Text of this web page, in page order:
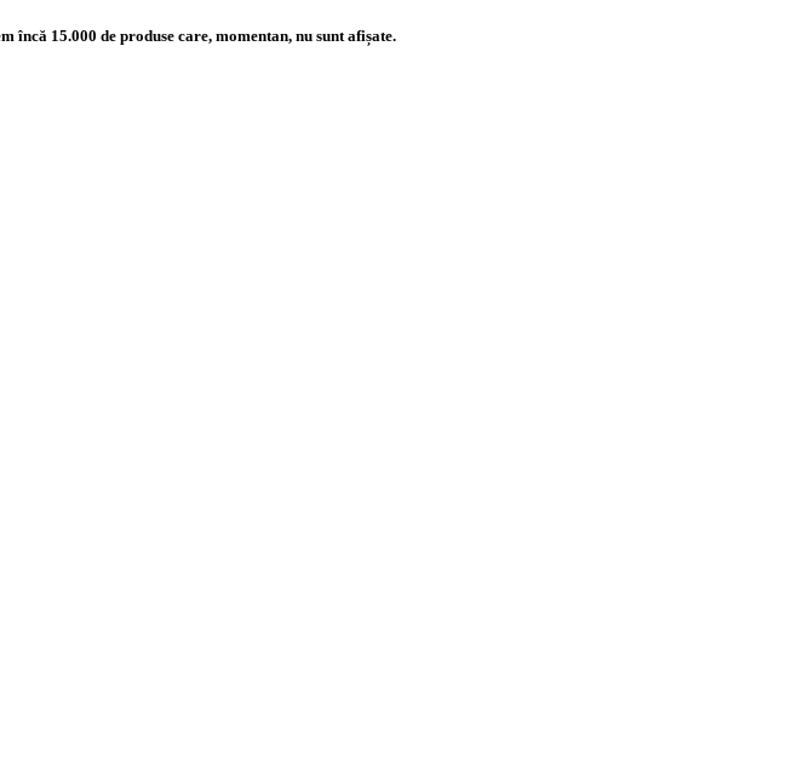
încă 15.000 de produse care, momentan, nu sunt afișate.